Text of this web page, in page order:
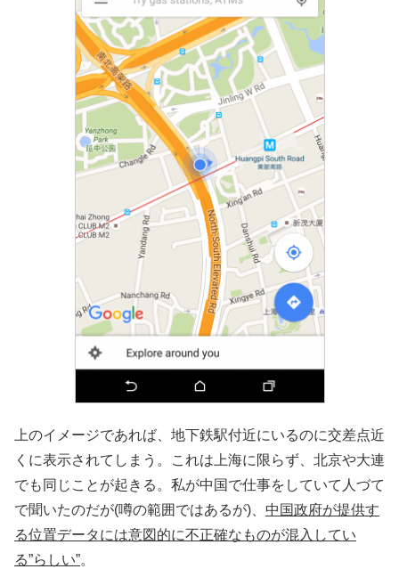
上のイメージであれば、地下鉄駅付近にいるのに交差点近
くに表示されてしまう。これは上海に限らず、北京や大連
でも同じことが起きる。私が中国で仕事をしていて人づて
で聞いたのだが(噂の範囲ではあるが)、 中国政府が提供す
る位置データには意図的に不正確なものが混入してい
る”らしい”。